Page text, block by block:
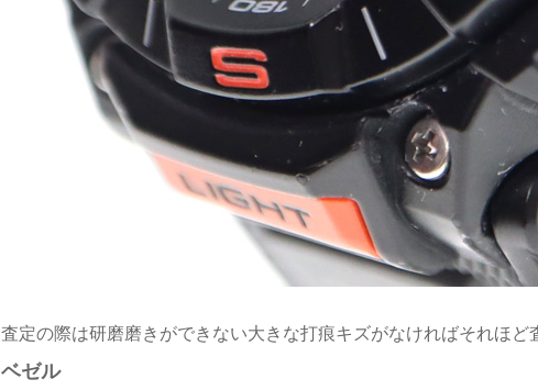
査定の際は研磨磨きができない大きな打痕キズがなければそれほど
ベゼル